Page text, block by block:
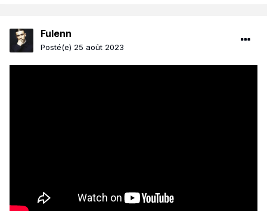
Fulenn
Posté(e) 25 août 2023